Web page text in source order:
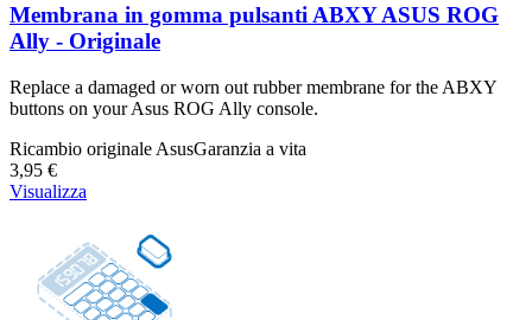
Membrana in gomma pulsanti ABXY ASUS ROG
Ally - Originale
Replace a damaged or worn out rubber membrane for the ABXY
buttons on your Asus ROG Ally console.
Ricambio originale AsusGaranzia a vita
3,95 €
Visualizza